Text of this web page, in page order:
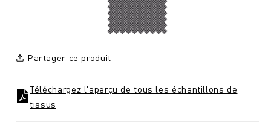
Partager ce produit
Téléchargez l'aperçu de tous les échantillons de
tissus